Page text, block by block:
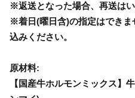
※返送となった場合、再送はい
※着日(曜日含)の指定はできま
込みください。
原材料:
【国産牛ホルモンミックス】